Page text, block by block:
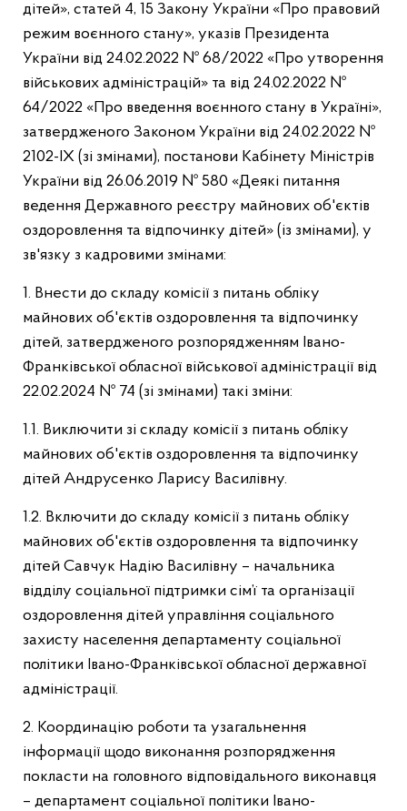
дітей», статей 4, 15 Закону України «Про правовий
режим воєнного стану», указів Президента
України від 24.02.2022 № 68/2022 «Про утворення
військових адміністрацій» та від 24.02.2022 №
64/2022 «Про введення воєнного стану в Україні»,
затвердженого Законом України від 24.02.2022 №
2102-ІХ (зі змінами), постанови Кабінету Міністрів
України від 26.06.2019 № 580 «Деякі питання
ведення Державного реєстру майнових об'єктів
оздоровлення та відпочинку дітей» (із змінами), у
зв'язку з кадровими змінами:
1. Внести до складу комісії з питань обліку
майнових об'єктів оздоровлення та відпочинку
дітей, затвердженого розпорядженням Івано-
Франківської обласної військової адміністрації від
22.02.2024 № 74 (зі змінами) такі зміни:
1.1. Виключити зі складу комісії з питань обліку
майнових об'єктів оздоровлення та відпочинку
дітей Андрусенко Ларису Василівну.
1.2. Включити до складу комісії з питань обліку
майнових об'єктів оздоровлення та відпочинку
дітей Савчук Надію Василівну – начальника
відділу соціальної підтримки сім’ї та організації
оздоровлення дітей управління соціального
захисту населення департаменту соціальної
політики Івано-Франківської обласної державної
адміністрації.
2. Координацію роботи та узагальнення
інформації щодо виконання розпорядження
покласти на головного відповідального виконавця
– департамент соціальної політики Івано-